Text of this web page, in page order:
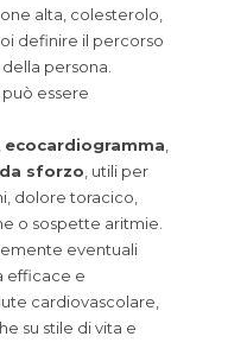
alta, colesterolo,
definire il percorso
persona.
essere
ecocardiogramma
sforzo , utili per
dolore toracico,
o sospette aritmie.
eventuali
efficace e
cardiovascolare,
su stile di vita e